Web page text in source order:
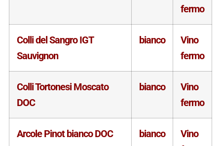
fermo
Colli del Sangro IGT
Sauvignon
bianco
Vino
fermo
Colli Tortonesi Moscato
DOC
bianco
Vino
fermo
Arcole Pinot bianco DOC bianco
Vino